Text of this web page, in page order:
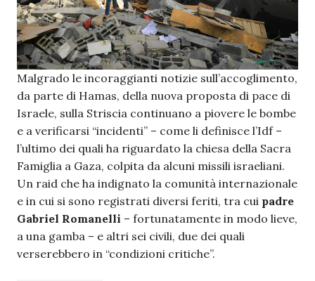
Malgrado le incoraggianti notizie sull’accoglimento,
da parte di Hamas, della nuova proposta di pace di
Israele, sulla Striscia continuano a piovere le bombe
e a verificarsi “incidenti” – come li definisce l’Idf –
l’ultimo dei quali ha riguardato la chiesa della Sacra
Famiglia a Gaza, colpita da alcuni missili israeliani.
Un raid che ha indignato la comunità internazionale
e in cui si sono registrati diversi feriti, tra cui padre
Gabriel Romanelli – fortunatamente in modo lieve,
a una gamba – e altri sei civili, due dei quali
verserebbero in “condizioni critiche”.